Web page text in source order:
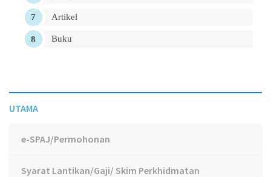
Artikel
Buku
UTAMA
e-SPAJ/Permohonan
Syarat Lantikan/Gaji/ Skim Perkhidmatan